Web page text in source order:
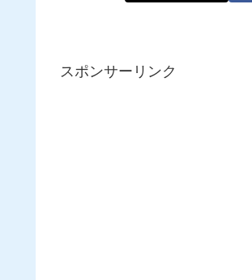
スポンサーリンク